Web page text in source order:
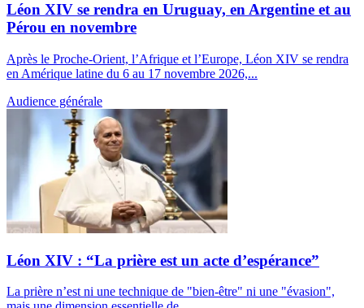
Léon XIV se rendra en Uruguay, en Argentine et au
Pérou en novembre
Après le Proche-Orient, l’Afrique et l’Europe, Léon XIV se rendra
en Amérique latine du 6 au 17 novembre 2026,...
Audience générale
Léon XIV : “La prière est un acte d’espérance”
La prière n’est ni une technique de "bien-être" ni une "évasion",